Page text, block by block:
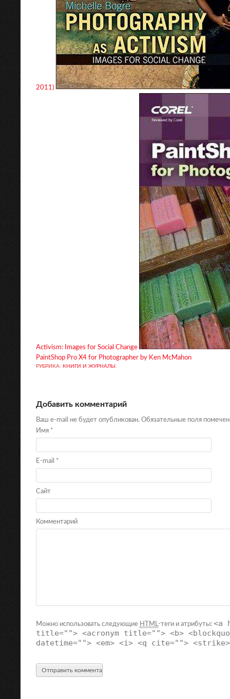
2011)
Activism: Images for Social Change
PaintShop Pro X4 for Photographer by Ken McMahon
РУБРИКА: КНИГИ И ЖУРНАЛЫ .
Добавить комментарий
Ваш e-mail не будет опубликован. Обязательные поля
Имя *
E-mail *
Сайт
Комментарий
Можно использовать следующие HTML-теги и атрибуты: <a
title=""> <acronym title=""> <b>
datetime=""> <em> <i> <q cite="">